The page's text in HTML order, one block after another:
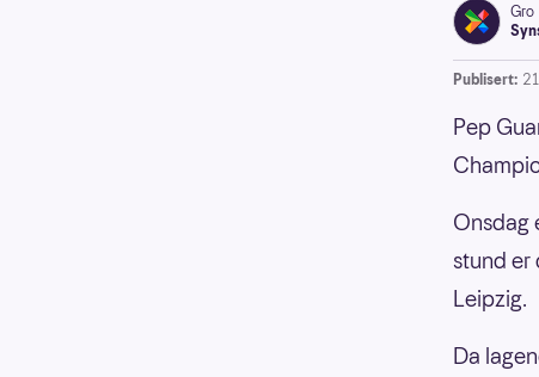
Gro
Publisert:
Pep
Onsdag
stund er
Leipzig.
Da